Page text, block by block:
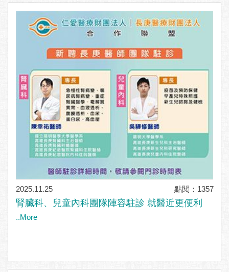
2025.11.25 點閱：1357
腎臟科、兒童內科團隊陣容駐診 就醫近更便利
..More